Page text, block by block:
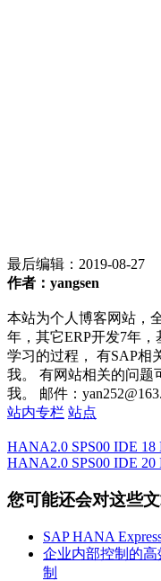
最后编辑： 2019-08-27
作者：yangsen
本站为个人博客网站，
年，其它ERP开发7年
学习的过程， 有SAP相
我。 有网站相关的问题
我。 邮件：
站内专栏 站点
HANA2.0 SPS00 IDE 18
HANA2.0 SPS00 IDE 20
您可能还会对这些
SAP HANA
企业内部控制的高
制